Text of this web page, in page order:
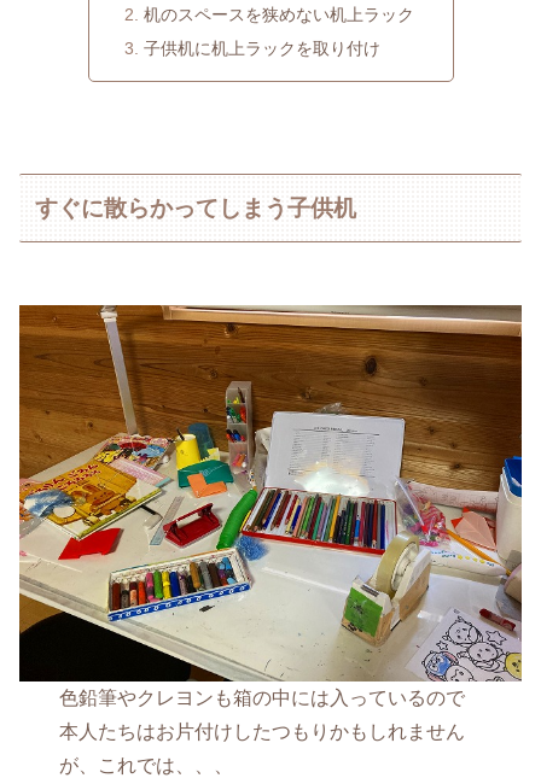
机のスペースを狭めない机上ラック
子供机に机上ラックを取り付け
すぐに散らかってしまう子供机
色鉛筆やクレヨンも箱の中には入っているので
本人たちはお片付けしたつもりかもしれません
が、これでは、、、